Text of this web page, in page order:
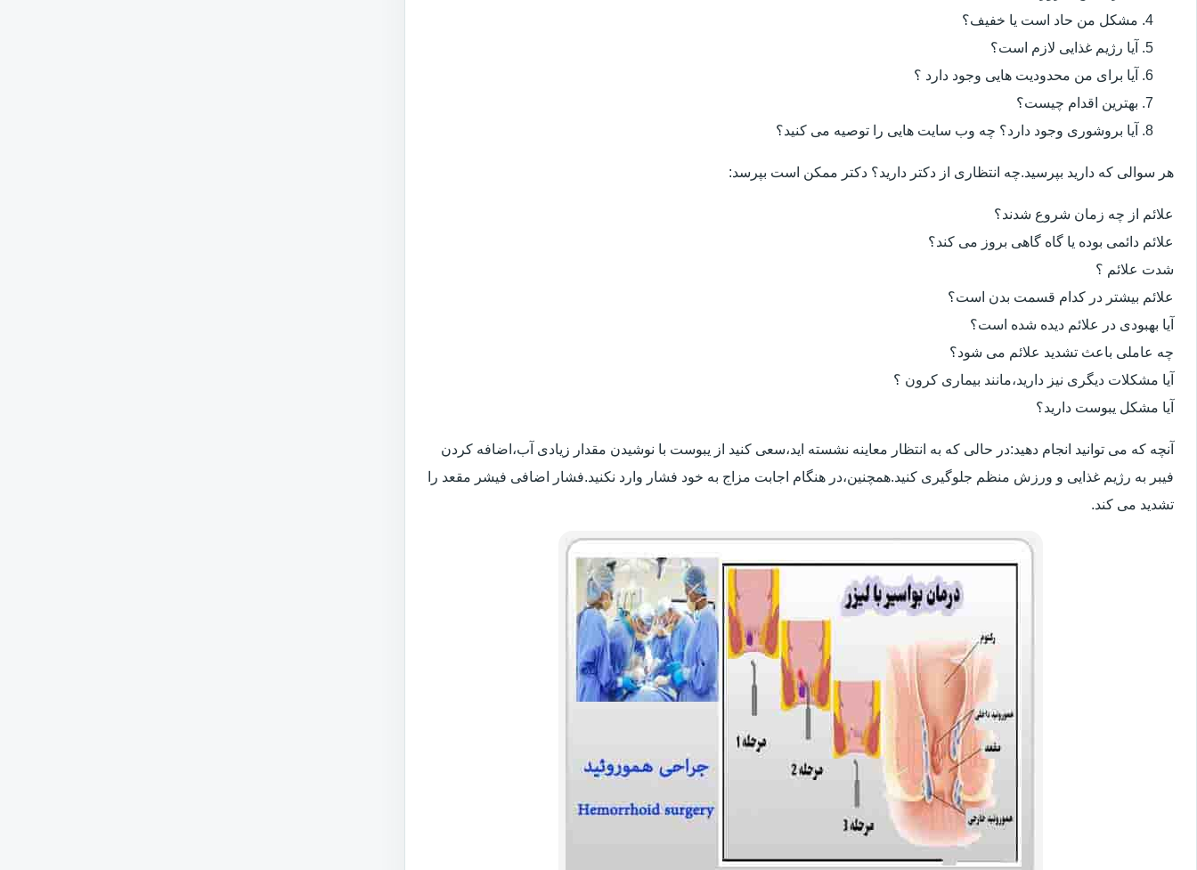
مشکل من حاد است یا خفیف؟
آیا رژیم غذایی لازم است؟
آیا برای من محدودیت هایی وجود دارد ؟
بهترین اقدام چیست؟
آیا بروشوری وجود دارد؟ چه وب سایت هایی را توصیه می کنید؟
هر سوالی که دارید بپرسید.چه انتظاری از دکتر دارید؟ دکتر ممکن است بپرسد:
علائم از چه زمان شروع شدند؟
علائم دائمی بوده یا گاه گاهی بروز می کند؟
شدت علائم ؟
علائم بیشتر در کدام قسمت بدن است؟
آیا بهبودی در علائم دیده شده است؟
چه عاملی باعث تشدید علائم می شود؟
آیا مشکلات دیگری نیز دارید،مانند بیماری کرون ؟
آیا مشکل یبوست دارید؟
آنچه که می توانید انجام دهید:در حالی که به انتظار معاینه نشسته اید،سعی کنید از یبوست با نوشیدن مقدار زیادی آب،اضافه کردن
فیبر به رژیم غذایی و ورزش منظم جلوگیری کنید.همچنین،در هنگام اجابت مزاج به خود فشار وارد نکنید.فشار اضافی فیشر مقعد را
تشدید می کند.